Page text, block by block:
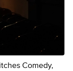
Comedy,